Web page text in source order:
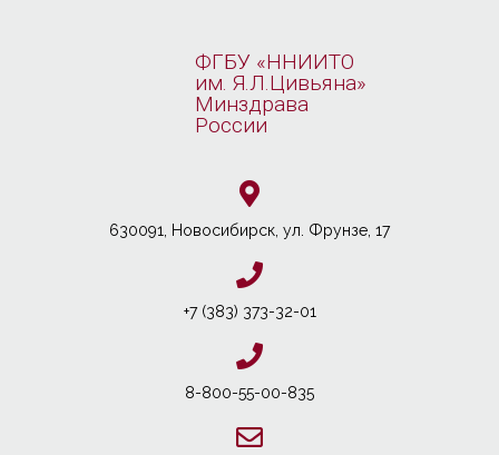
ФГБУ «ННИИТО
им. Я.Л.Цивьяна»
Минздрава
России
630091, Новосибирcк, ул. Фрунзе, 17
+7 (383) 373-32-01
8-800-55-00-835